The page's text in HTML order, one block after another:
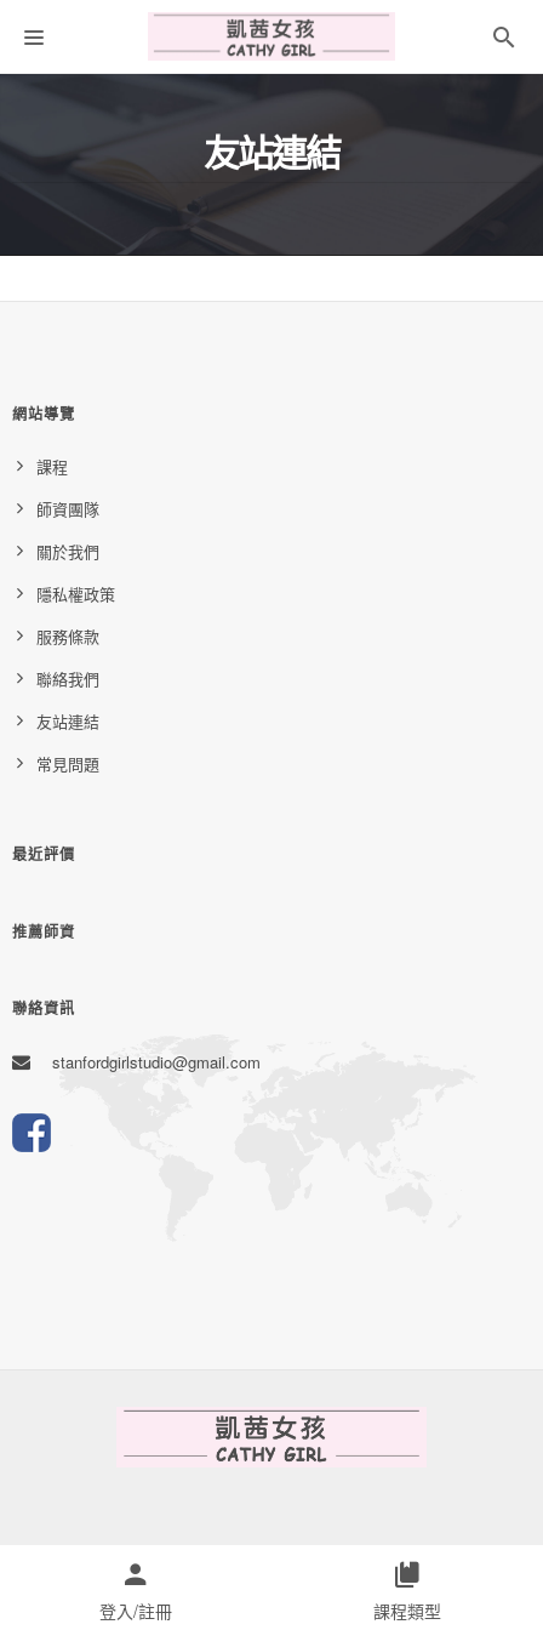
關於我
聯絡我們
折扣碼
友站連結
網站導覽
課程
師資團隊
關於我們
隱私權政策
服務條款
聯絡我們
友站連結
常見問題
最近評價
推薦師資
聯絡資訊
stanfordgirlstudio@gmail.com
登入/註冊 課程類型